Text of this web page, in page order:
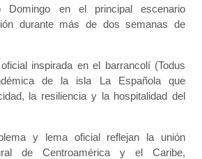
Domingo en el principal escenario
durante más de dos semanas de
inspirada en el barrancolí (Todus
de la isla La Española que
la resiliencia y la hospitalidad del
y lema oficial reflejan la unión
de Centroamérica y el Caribe,